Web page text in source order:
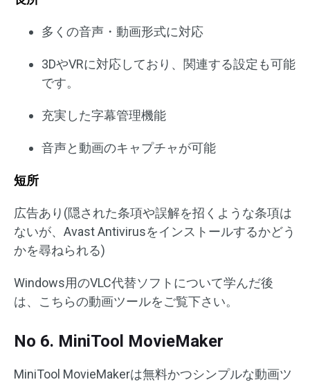
多くの音声・動画形式に対応
3DやVRに対応しており、関連する設定も可能
です。
充実した字幕管理機能
音声と動画のキャプチャが可能
短所
広告あり(隠された条項や誤解を招くような条項は
ないが、Avast Antivirusをインストールするかどう
かを尋ねられる)
Windows用のVLC代替ソフトについて学んだ後
は、こちらの動画ツールをご覧下さい。
No 6. MiniTool MovieMaker
MiniTool MovieMakerは無料かつシンプルな動画ツ